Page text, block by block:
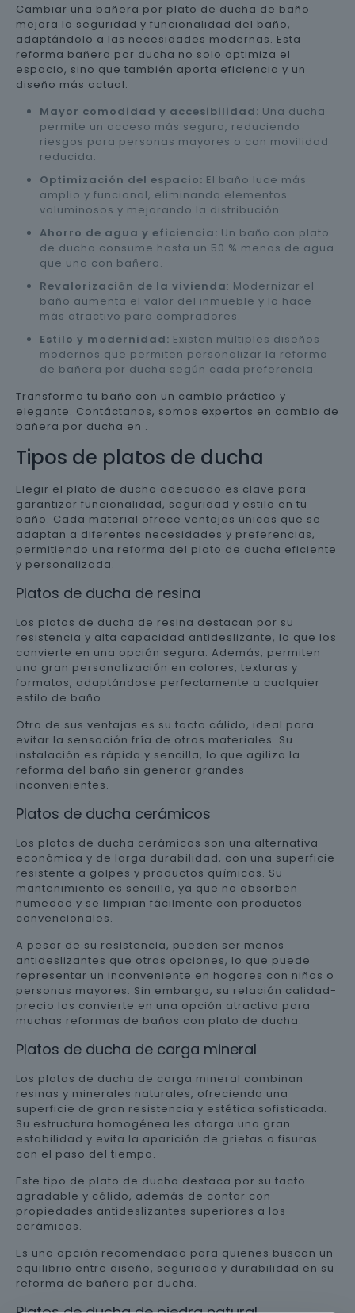
Cambiar una bañera por plato de ducha de baño
mejora la seguridad y funcionalidad del baño,
adaptándolo a las necesidades modernas. Esta
reforma bañera por ducha no solo optimiza el
espacio, sino que también aporta eficiencia y un
diseño más actual.
Mayor comodidad y accesibilidad: Una ducha
permite un acceso más seguro, reduciendo
riesgos para personas mayores o con movilidad
reducida.
Optimización del espacio: El baño luce más
amplio y funcional, eliminando elementos
voluminosos y mejorando la distribución.
Ahorro de agua y eficiencia: Un baño con plato
de ducha consume hasta un 50 % menos de agua
que uno con bañera.
Revalorización de la vivienda: Modernizar el
baño aumenta el valor del inmueble y lo hace
más atractivo para compradores.
Estilo y modernidad: Existen múltiples diseños
modernos que permiten personalizar la reforma
de bañera por ducha según cada preferencia.
Transforma tu baño con un cambio práctico y
elegante. Contáctanos, somos expertos en cambio de
bañera por ducha en .
Tipos de platos de ducha
Elegir el plato de ducha adecuado es clave para
garantizar funcionalidad, seguridad y estilo en tu
baño. Cada material ofrece ventajas únicas que se
adaptan a diferentes necesidades y preferencias,
permitiendo una reforma del plato de ducha eficiente
y personalizada.
Platos de ducha de resina
Los platos de ducha de resina destacan por su
resistencia y alta capacidad antideslizante, lo que los
convierte en una opción segura. Además, permiten
una gran personalización en colores, texturas y
formatos, adaptándose perfectamente a cualquier
estilo de baño.
Otra de sus ventajas es su tacto cálido, ideal para
evitar la sensación fría de otros materiales. Su
instalación es rápida y sencilla, lo que agiliza la
reforma del baño sin generar grandes
inconvenientes.
Platos de ducha cerámicos
Los platos de ducha cerámicos son una alternativa
económica y de larga durabilidad, con una superficie
resistente a golpes y productos químicos. Su
mantenimiento es sencillo, ya que no absorben
humedad y se limpian fácilmente con productos
convencionales.
A pesar de su resistencia, pueden ser menos
antideslizantes que otras opciones, lo que puede
representar un inconveniente en hogares con niños o
personas mayores. Sin embargo, su relación calidad-
precio los convierte en una opción atractiva para
muchas reformas de baños con plato de ducha.
Platos de ducha de carga mineral
Los platos de ducha de carga mineral combinan
resinas y minerales naturales, ofreciendo una
superficie de gran resistencia y estética sofisticada.
Su estructura homogénea les otorga una gran
estabilidad y evita la aparición de grietas o fisuras
con el paso del tiempo.
Este tipo de plato de ducha destaca por su tacto
agradable y cálido, además de contar con
propiedades antideslizantes superiores a los
cerámicos.
Es una opción recomendada para quienes buscan un
equilibrio entre diseño, seguridad y durabilidad en su
reforma de bañera por ducha.